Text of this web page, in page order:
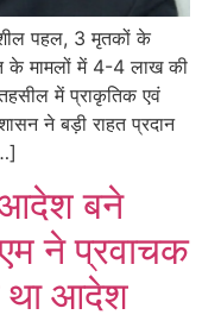
पहल, 3 मृतकों के
के मामलों में 4-4 लाख की
में प्राकृतिक एवं
ने बड़ी राहत प्रदान
बने
ने प्रवाचक
था आदेश